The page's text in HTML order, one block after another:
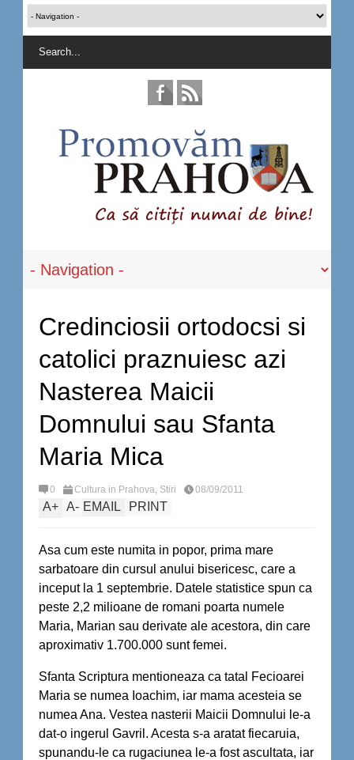
Credinciosii ortodocsi si
catolici praznuiesc azi
Nasterea Maicii
Domnului sau Sfanta
Maria Mica
0 Cultura in Prahova, Stiri 08/09/2011
A+ A- EMAIL PRINT
Asa cum este numita in popor, prima mare
sarbatoare din cursul anului bisericesc, care a
inceput la 1 septembrie. Datele statistice spun ca
peste 2,2 milioane de romani poarta numele
Maria, Marian sau derivate ale acestora, din care
aproximativ 1.700.000 sunt femei.
Sfanta Scriptura mentioneaza ca tatal Fecioarei
Maria se numea Ioachim, iar mama acesteia se
numea Ana. Vestea nasterii Maicii Domnului le-a
dat-o ingerul Gavril. Acesta s-a aratat fiecaruia,
spunandu-le ca rugaciunea le-a fost ascultata, iar